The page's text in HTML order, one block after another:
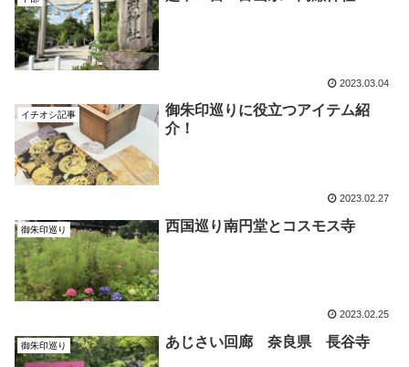
2023.03.04
イチオシ記事
御朱印巡りに役立つアイテム紹
介！
2023.02.27
御朱印巡り 西国巡り南円堂とコスモス寺
2023.02.25
御朱印巡り あじさい回廊 奈良県 長谷寺